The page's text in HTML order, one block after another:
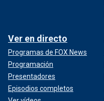
Ver en directo
Programas de FOX News
Programación
Presentadores
Episodios completos